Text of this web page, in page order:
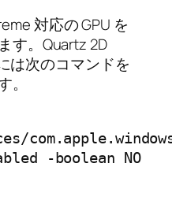
対応の GPU を
す。Quartz 2D
は次のコマンドを
-boolean NO